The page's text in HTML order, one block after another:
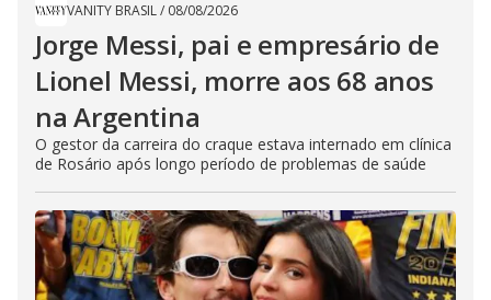
VANITY BRASIL/ 08/08/2026
Jorge Messi, pai e empresário de
Lionel Messi, morre aos 68 anos
na Argentina
O gestor da carreira do craque estava internado em clínica
de Rosário após longo período de problemas de saúde